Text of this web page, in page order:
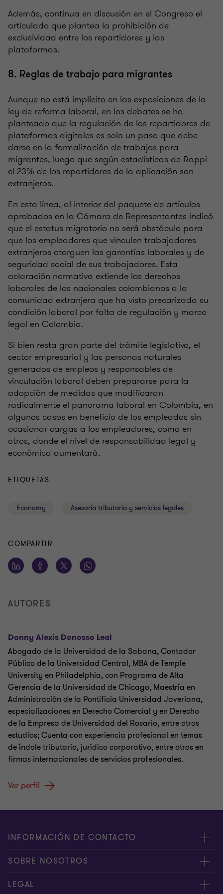
Además, continua en discusión en el Congreso el
articulado que plantea la prohibición de
exclusividad entre los repartidores y las
plataformas.
8. Reglas de trabajo para migrantes
Aunque no está implícito en las exposiciones de la
ley de reforma laboral, en los debates se ha
planteado que la regulación de los repartidores de
plataformas digitales es solo un paso que debe
darse en la formalización de trabajos para
migrantes, luego que según estadísticas de Rappi
el 23% de los repartidores de la aplicación son
extranjeros.
En esta línea, al interior del paquete de artículos
aprobados en la Cámara de Representantes indicó
que el estatus migratorio no será obstáculo para
que los empleadores que vinculen trabajadores
extranjeros otorguen las garantías laborales y de
seguridad social de sus trabajadores. Esta
aclaración normativa extiende los derechos
laborales de los nacionales colombianos a la
comunidad extranjera que ha visto precarizada su
condición laboral por falta de regulación y marco
legal en Colombia.
Si bien resta gran parte del trámite legislativo, el
sector empresarial y las personas naturales
generados de empleos y responsables de
vinculación laboral deben prepararse para la
adopción de medidas que modificaran
radicalmente el panorama laboral en Colombia, en
algunos casos en beneficio de los empleados sin
ocasionar cargas a los empleadores, como en
otros, donde el nivel de responsabilidad legal y
económica aumentará.
ETIQUETAS
Economy Asesoria tributaria y servicios legales
COMPARTIR
AUTORES
Donny Alexis Donosso Leal
Abogado de la Universidad de la Sabana, Contador
Público de la Universidad Central, MBA de Temple
University en Philadelphia, con Programa de Alta
Gerencia de la Universidad de Chicago, Maestría en
Administración de la Pontificia Universidad Javeriana,
especializaciones en Derecho Comercial y en Derecho
de la Empresa de Universidad del Rosario, entre otros
estudios; Cuenta con experiencia profesional en temas
de índole tributario, jurídico corporativo, entre otros en
firmas internacionales de servicios profesionales.
Ver perfil
INFORMACIÓN DE CONTACTO
Oficinas
Contáctenos
SOBRE NOSOTROS
Acerca de nosotros
LEGAL